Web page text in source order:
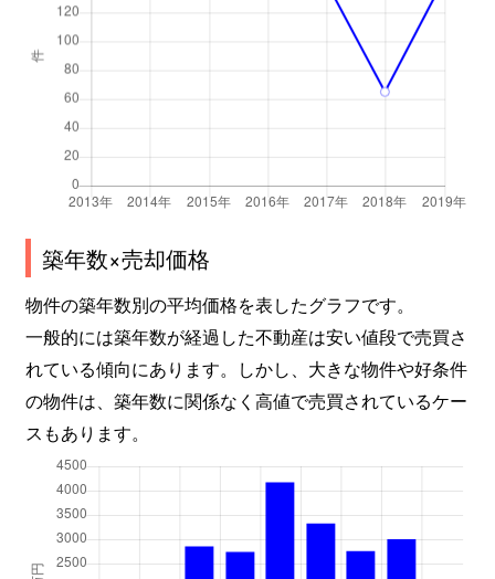
築年数×売却価格
物件の築年数別の平均価格を表したグラフです。
一般的には築年数が経過した不動産は安い値段で売買さ
れている傾向にあります。しかし、大きな物件や好条件
の物件は、築年数に関係なく高値で売買されているケー
スもあります。